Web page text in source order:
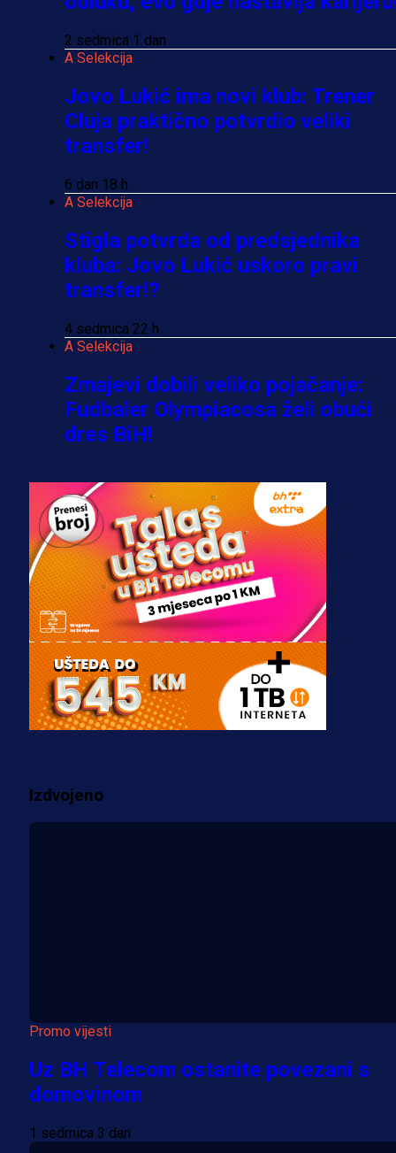
2 sedmica 1 dan
A Selekcija
Jovo Lukić ima novi klub: Trener
Cluja praktično potvrdio veliki
transfer!
6 dan 18 h
A Selekcija
Stigla potvrda od predsjednika
kluba: Jovo Lukić uskoro pravi
transfer!?
4 sedmica 22 h
A Selekcija
Zmajevi dobili veliko pojačanje:
Fudbaler Olympiacosa želi obući
dres BiH!
Premijer liga BiH
Misimović priveden: SIPA ga tereti
za pranje novca, pretresaju
prostorije FK Borac!
2 sedmica 3 dan
Reprezentacije
Bio je uhapšen s Tijanom Ajfon u
BiH, a sada sudi finale Svjetskog
prvenstva!
Više vijesti
Izdvojeno
Promo vijesti
Uz BH Telecom ostanite povezani s
domovinom
1 sedmica 3 dan